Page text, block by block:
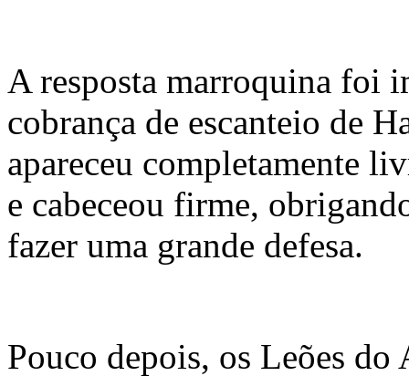
A resposta marroquina foi
cobrança de escanteio de
apareceu completamente
e cabeceou firme,
fazer uma grande defesa.
Pouco depois, os Leões